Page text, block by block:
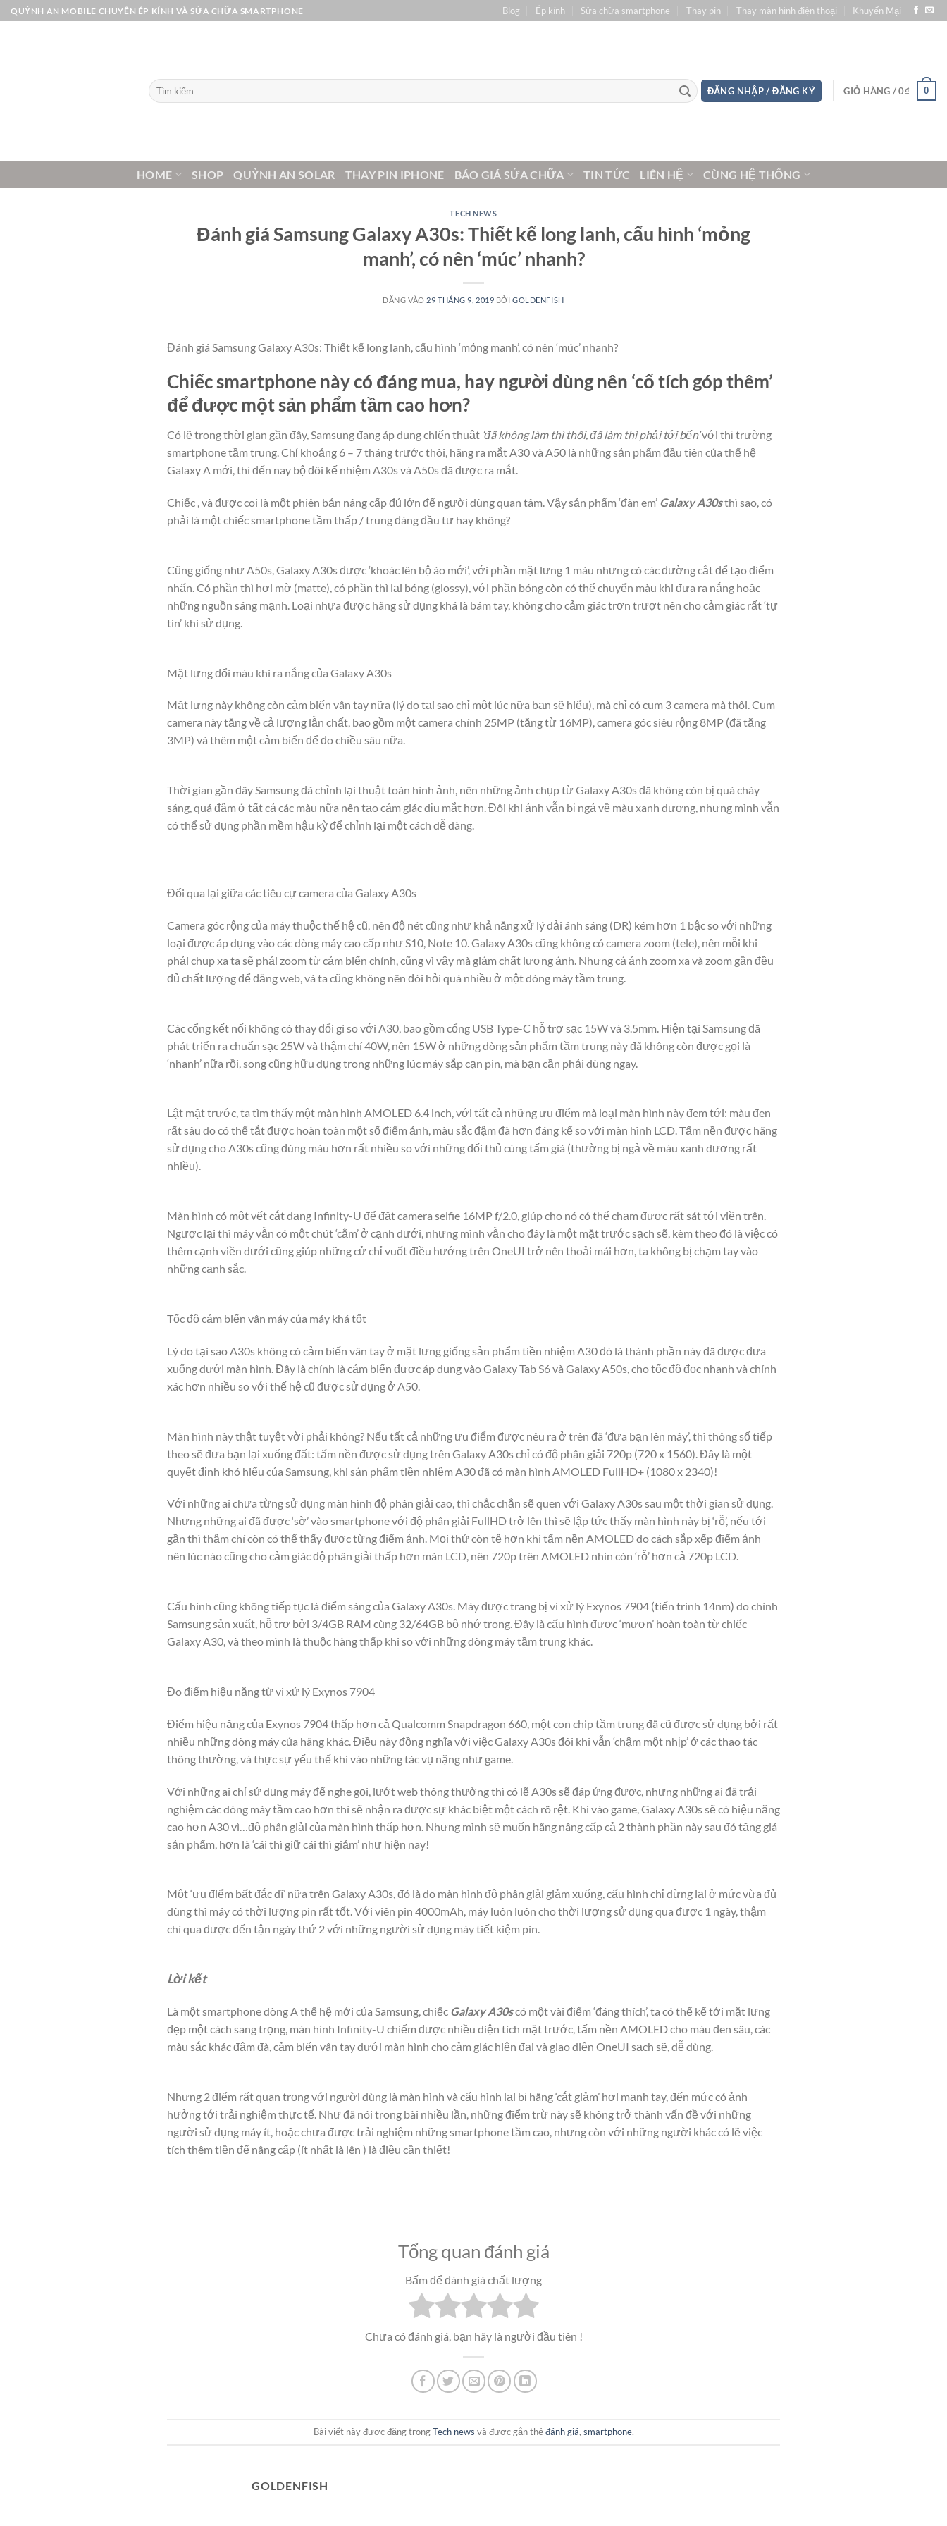
Bỏ
qua
QUỲNH AN MOBILE CHUYÊN ÉP KÍNH VÀ SỬA CHỮA SMARTPHONE Blog Ép kính Sửa chữa smartphone Thay pin Thay màn hình điện thoại Khuyến Mại
Tìm
kiếm:
ĐĂNG NHẬP / ĐĂNG KÝ GIỎ HÀNG /0₫ 0
HOME SHOP QUỲNH AN SOLAR THAY PIN IPHONE BÁO GIÁ SỬA CHỮA TIN TỨC LIÊN HỆ CÙNG HỆ THỐNG
TECH NEWS
Đánh giá Samsung Galaxy A30s: Thiết kế long lanh, cấu hình ‘mỏng
manh’, có nên ‘múc’ nhanh?
ĐĂNG VÀO 29 THÁNG 9, 2019 BỞIGOLDENFISH
Đánh giá Samsung Galaxy A30s: Thiết kế long lanh, cấu hình ‘mỏng manh’, có nên ‘múc’ nhanh?
Chiếc smartphone này có đáng mua, hay người dùng nên ‘cố tích góp thêm’
để được một sản phẩm tầm cao hơn?
Có lẽ trong thời gian gần đây, Samsung đang áp dụng chiến thuật ‘đã không làm thì thôi, đã làm thì phải tới bến’với thị trường
smartphone tầm trung. Chỉ khoảng 6 – 7 tháng trước thôi, hãng ra mắt A30 và A50 là những sản phẩm đầu tiên của thế hệ
Galaxy A mới, thì đến nay bộ đôi kế nhiệm A30s và A50s đã được ra mắt.
Chiếc , và được coi là một phiên bản nâng cấp đủ lớn để người dùng quan tâm. Vậy sản phẩm ‘đàn em’ Galaxy A30sthì sao, có
phải là một chiếc smartphone tầm thấp / trung đáng đầu tư hay không?
Cũng giống như A50s, Galaxy A30s được ‘khoác lên bộ áo mới’, với phần mặt lưng 1 màu nhưng có các đường cắt để tạo điểm
nhấn. Có phần thì hơi mờ (matte), có phần thì lại bóng (glossy), với phần bóng còn có thể chuyển màu khi đưa ra nắng hoặc
những nguồn sáng mạnh. Loại nhựa được hãng sử dụng khá là bám tay, không cho cảm giác trơn trượt nên cho cảm giác rất ‘tự
tin’ khi sử dụng.
Mặt lưng đổi màu khi ra nắng của Galaxy A30s
Mặt lưng này không còn cảm biến vân tay nữa (lý do tại sao chỉ một lúc nữa bạn sẽ hiểu), mà chỉ có cụm 3 camera mà thôi. Cụm
camera này tăng về cả lượng lẫn chất, bao gồm một camera chính 25MP (tăng từ 16MP), camera góc siêu rộng 8MP (đã tăng
3MP) và thêm một cảm biến để đo chiều sâu nữa.
Thời gian gần đây Samsung đã chỉnh lại thuật toán hình ảnh, nên những ảnh chụp từ Galaxy A30s đã không còn bị quá cháy
sáng, quá đậm ở tất cả các màu nữa nên tạo cảm giác dịu mắt hơn. Đôi khi ảnh vẫn bị ngả về màu xanh dương, nhưng mình vẫn
có thể sử dụng phần mềm hậu kỳ để chỉnh lại một cách dễ dàng.
Đổi qua lại giữa các tiêu cự camera của Galaxy A30s
Camera góc rộng của máy thuộc thế hệ cũ, nên độ nét cũng như khả năng xử lý dải ánh sáng (DR) kém hơn 1 bậc so với những
loại được áp dụng vào các dòng máy cao cấp như S10, Note 10. Galaxy A30s cũng không có camera zoom (tele), nên mỗi khi
phải chụp xa ta sẽ phải zoom từ cảm biến chính, cũng vì vậy mà giảm chất lượng ảnh. Nhưng cả ảnh zoom xa và zoom gần đều
đủ chất lượng để đăng web, và ta cũng không nên đòi hỏi quá nhiều ở một dòng máy tầm trung.
Các cổng kết nối không có thay đổi gì so với A30, bao gồm cổng USB Type-C hỗ trợ sạc 15W và 3.5mm. Hiện tại Samsung đã
phát triển ra chuẩn sạc 25W và thậm chí 40W, nên 15W ở những dòng sản phẩm tầm trung này đã không còn được gọi là
‘nhanh’ nữa rồi, song cũng hữu dụng trong những lúc máy sắp cạn pin, mà bạn cần phải dùng ngay.
Lật mặt trước, ta tìm thấy một màn hình AMOLED 6.4 inch, với tất cả những ưu điểm mà loại màn hình này đem tới: màu đen
rất sâu do có thể tắt được hoàn toàn một số điểm ảnh, màu sắc đậm đà hơn đáng kể so với màn hình LCD. Tấm nền được hãng
sử dụng cho A30s cũng đúng màu hơn rất nhiều so với những đối thủ cùng tấm giá (thường bị ngả về màu xanh dương rất
nhiều).
Màn hình có một vết cắt dạng Infinity-U để đặt camera selfie 16MP f/2.0, giúp cho nó có thể chạm được rất sát tới viền trên.
Ngược lại thì máy vẫn có một chút ‘cằm’ ở cạnh dưới, nhưng mình vẫn cho đây là một mặt trước sạch sẽ, kèm theo đó là việc có
thêm cạnh viền dưới cũng giúp những cử chỉ vuốt điều hướng trên OneUI trở nên thoải mái hơn, ta không bị chạm tay vào
những cạnh sắc.
Tốc độ cảm biến vân máy của máy khá tốt
Lý do tại sao A30s không có cảm biến vân tay ở mặt lưng giống sản phẩm tiền nhiệm A30 đó là thành phần này đã được đưa
xuống dưới màn hình. Đây là chính là cảm biến được áp dụng vào Galaxy Tab S6 và Galaxy A50s, cho tốc độ đọc nhanh và chính
xác hơn nhiều so với thế hệ cũ được sử dụng ở A50.
Màn hình này thật tuyệt vời phải không? Nếu tất cả những ưu điểm được nêu ra ở trên đã ‘đưa bạn lên mây’, thì thông số tiếp
theo sẽ đưa bạn lại xuống đất: tấm nền được sử dụng trên Galaxy A30s chỉ có độ phân giải 720p (720 x 1560). Đây là một
quyết định khó hiểu của Samsung, khi sản phẩm tiền nhiệm A30 đã có màn hình AMOLED FullHD+ (1080 x 2340)!
Với những ai chưa từng sử dụng màn hình độ phân giải cao, thì chắc chắn sẽ quen với Galaxy A30s sau một thời gian sử dụng.
Nhưng những ai đã được ‘sờ’ vào smartphone với độ phân giải FullHD trở lên thì sẽ lập tức thấy màn hình này bị ‘rỗ’, nếu tới
gần thì thậm chí còn có thể thấy được từng điểm ảnh. Mọi thứ còn tệ hơn khi tấm nền AMOLED do cách sắp xếp điểm ảnh
nên lúc nào cũng cho cảm giác độ phân giải thấp hơn màn LCD, nên 720p trên AMOLED nhìn còn ‘rỗ’ hơn cả 720p LCD.
Cấu hình cũng không tiếp tục là điểm sáng của Galaxy A30s. Máy được trang bị vi xử lý Exynos 7904 (tiến trình 14nm) do chính
Samsung sản xuất, hỗ trợ bởi 3/4GB RAM cùng 32/64GB bộ nhớ trong. Đây là cấu hình được ‘mượn’ hoàn toàn từ chiếc
Galaxy A30, và theo mình là thuộc hàng thấp khi so với những dòng máy tầm trung khác.
Đo điểm hiệu năng từ vi xử lý Exynos 7904
Điểm hiệu năng của Exynos 7904 thấp hơn cả Qualcomm Snapdragon 660, một con chip tầm trung đã cũ được sử dụng bởi rất
nhiều những dòng máy của hãng khác. Điều này đồng nghĩa với việc Galaxy A30s đôi khi vẫn ‘chậm một nhịp’ ở các thao tác
thông thường, và thực sự yếu thế khi vào những tác vụ nặng như game.
Với những ai chỉ sử dụng máy để nghe gọi, lướt web thông thường thì có lẽ A30s sẽ đáp ứng được, nhưng những ai đã trải
nghiệm các dòng máy tầm cao hơn thì sẽ nhận ra được sự khác biệt một cách rõ rệt. Khi vào game, Galaxy A30s sẽ có hiệu năng
cao hơn A30 vì…độ phân giải của màn hình thấp hơn. Nhưng mình sẽ muốn hãng nâng cấp cả 2 thành phần này sau đó tăng giá
sản phẩm, hơn là ‘cái thì giữ cái thì giảm’ như hiện nay!
Một ‘ưu điểm bất đắc dĩ’ nữa trên Galaxy A30s, đó là do màn hình độ phân giải giảm xuống, cấu hình chỉ dừng lại ở mức vừa đủ
dùng thì máy có thời lượng pin rất tốt. Với viên pin 4000mAh, máy luôn luôn cho thời lượng sử dụng qua được 1 ngày, thậm
chí qua được đến tận ngày thứ 2 với những người sử dụng máy tiết kiệm pin.
Lời kết
Là một smartphone dòng A thế hệ mới của Samsung, chiếc Galaxy A30scó một vài điểm ‘đáng thích’, ta có thể kể tới mặt lưng
đẹp một cách sang trọng, màn hình Infinity-U chiếm được nhiều diện tích mặt trước, tấm nền AMOLED cho màu đen sâu, các
màu sắc khác đậm đà, cảm biến vân tay dưới màn hình cho cảm giác hiện đại và giao diện OneUI sạch sẽ, dễ dùng.
Nhưng 2 điểm rất quan trọng với người dùng là màn hình và cấu hình lại bị hãng ‘cắt giảm’ hơi mạnh tay, đến mức có ảnh
hưởng tới trải nghiệm thực tế. Như đã nói trong bài nhiều lần, những điểm trừ này sẽ không trở thành vấn đề với những
người sử dụng máy ít, hoặc chưa được trải nghiệm những smartphone tầm cao, nhưng còn với những người khác có lẽ việc
tích thêm tiền để nâng cấp (ít nhất là lên ) là điều cần thiết!
Tổng quan đánh giá
Bấm để đánh giá chất lượng
Chưa có đánh giá, bạn hãy là người đầu tiên !
Bài viết này được đăng trongTech news và được gắn thẻđánh giá, smartphone.
GOLDENFISH